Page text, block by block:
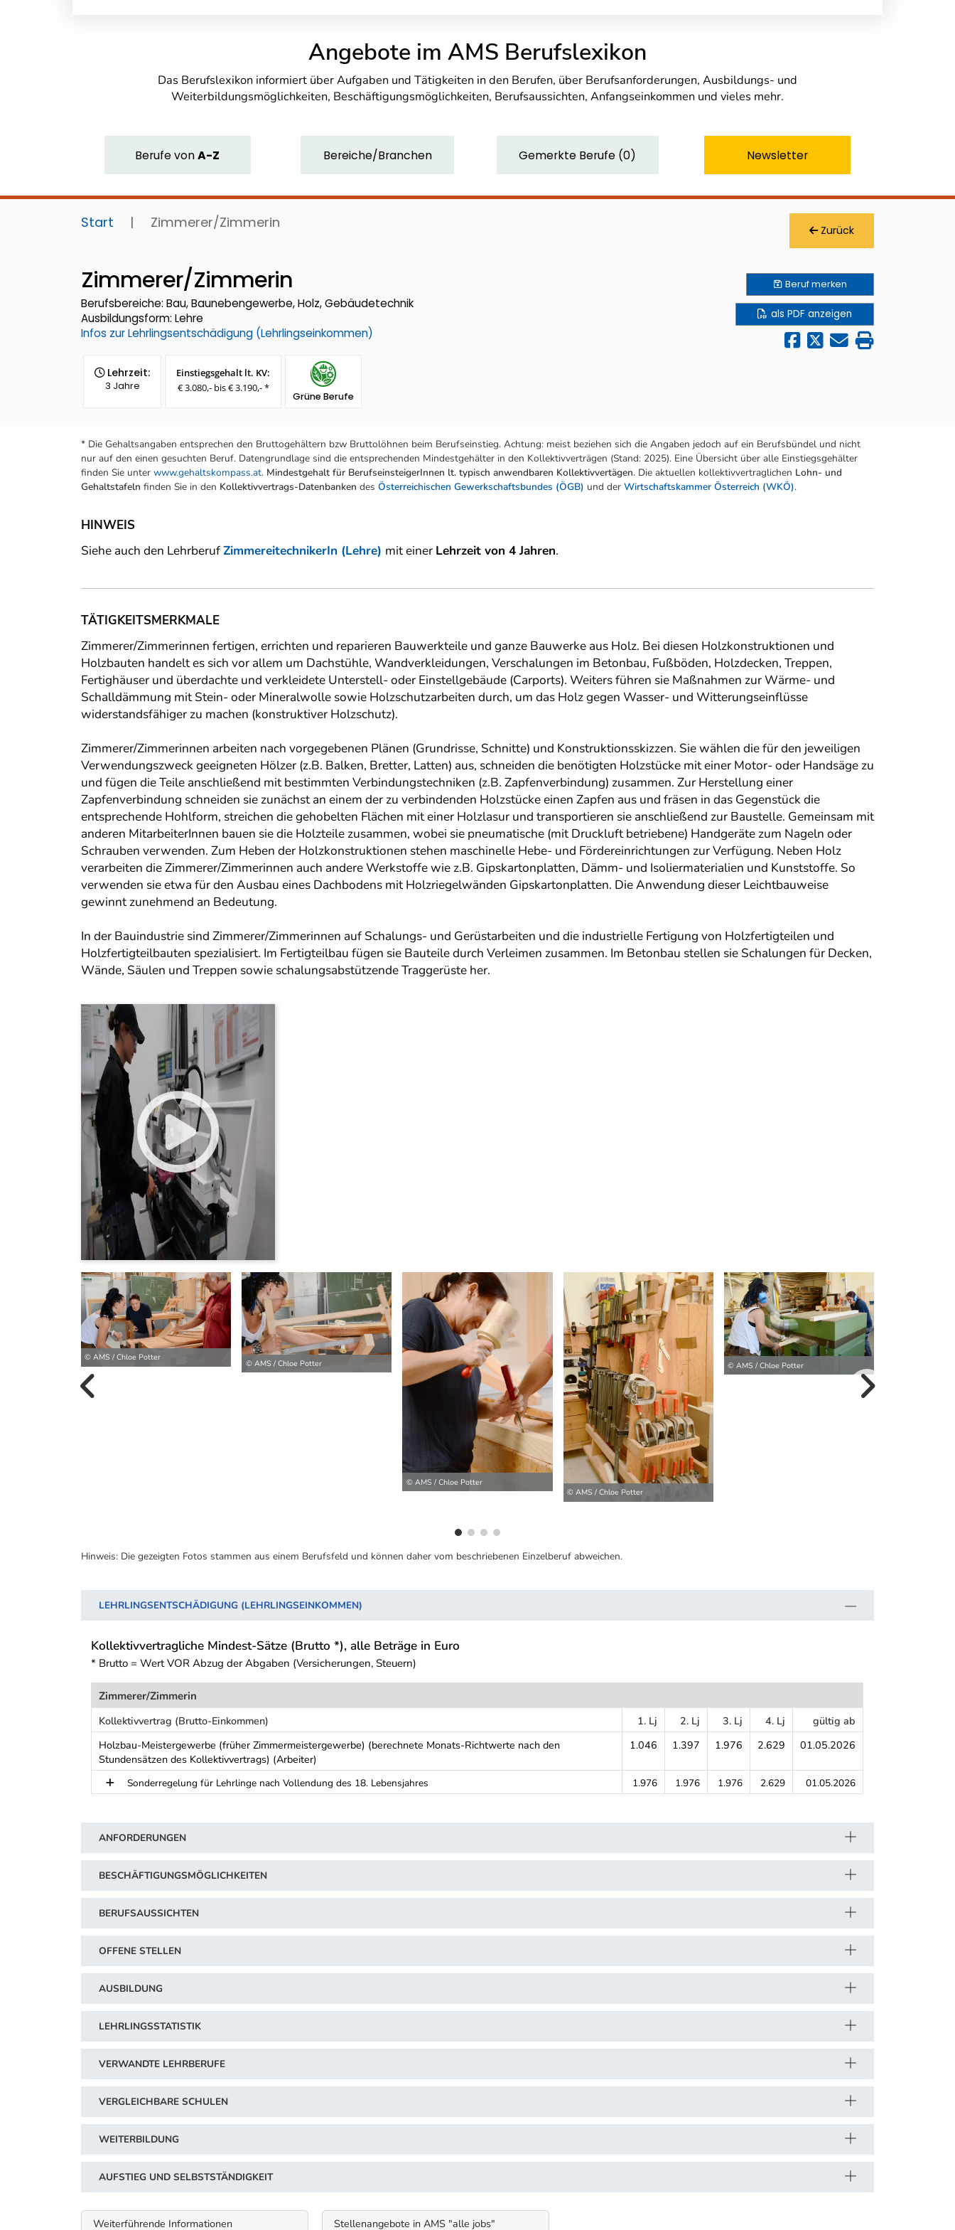
Angebote im AMS Berufslexikon
Das Berufslexikon informiert über Aufgaben und Tätigkeiten in den Berufen, über Berufsanforderungen, Ausbildungs- und
Weiterbildungsmöglichkeiten, Beschäftigungsmöglichkeiten, Berufsaussichten, Anfangseinkommen und vieles mehr.
BerufevonA-Z Bereiche/Branchen Gemerkte Berufe (0) Newsletter
Start | Zimmerer/Zimmerin Zurück
Zimmerer/Zimmerin
Berufsbereiche: Bau, Baunebengewerbe, Holz, Gebäudetechnik
Ausbildungsform: Lehre
Infos zur Lehrlingsentschädigung (Lehrlingseinkommen)
Lehrzeit:
3 Jahre
Einstiegsgehalt lt. KV:
€ 3.080,- bis € 3.190,- *
Grüne Berufe
Berufmerken
als PDF anzeigen
* Die Gehaltsangaben entsprechen den Bruttogehältern bzw Bruttolöhnen beim Berufseinstieg. Achtung: meist beziehen sich die Angaben jedoch auf ein Berufsbündel und nicht
nur auf den einen gesuchten Beruf. Datengrundlage sind die entsprechenden Mindestgehälter in den Kollektivverträgen (Stand: 2025). Eine Übersicht über alle Einstiegsgehälter
finden Sie unter www.gehaltskompass.at. Mindestgehalt für BerufseinsteigerInnen lt. typisch anwendbaren Kollektivvertägen. Die aktuellen kollektivvertraglichen Lohn- und
Gehaltstafeln finden Sie in den Kollektivvertrags-Datenbanken des Österreichischen Gewerkschaftsbundes (ÖGB) und der Wirtschaftskammer Österreich (WKÖ).
HINWEIS
Siehe auch den LehrberufZimmereitechnikerIn (Lehre) mit einer Lehrzeit von 4 Jahren.
TÄTIGKEITSMERKMALE
Zimmerer/Zimmerinnen fertigen, errichten und reparieren Bauwerkteile und ganze Bauwerke aus Holz. Bei diesen Holzkonstruktionen und
Holzbauten handelt es sich vor allem um Dachstühle, Wandverkleidungen, Verschalungen im Betonbau, Fußböden, Holzdecken, Treppen,
Fertighäuser und überdachte und verkleidete Unterstell- oder Einstellgebäude (Carports). Weiters führen sie Maßnahmen zur Wärme- und
Schalldämmung mit Stein- oder Mineralwolle sowie Holzschutzarbeiten durch, um das Holz gegen Wasser- und Witterungseinflüsse
widerstandsfähiger zu machen (konstruktiver Holzschutz).
Zimmerer/Zimmerinnen arbeiten nach vorgegebenen Plänen (Grundrisse, Schnitte) und Konstruktionsskizzen. Sie wählen die für den jeweiligen
Verwendungszweck geeigneten Hölzer (z.B. Balken, Bretter, Latten) aus, schneiden die benötigten Holzstücke mit einer Motor- oder Handsäge zu
und fügen die Teile anschließend mit bestimmten Verbindungstechniken (z.B. Zapfenverbindung) zusammen. Zur Herstellung einer
Zapfenverbindung schneiden sie zunächst an einem der zu verbindenden Holzstücke einen Zapfen aus und fräsen in das Gegenstück die
entsprechende Hohlform, streichen die gehobelten Flächen mit einer Holzlasur und transportieren sie anschließend zur Baustelle. Gemeinsam mit
anderen MitarbeiterInnen bauen sie die Holzteile zusammen, wobei sie pneumatische (mit Druckluft betriebene) Handgeräte zum Nageln oder
Schrauben verwenden. Zum Heben der Holzkonstruktionen stehen maschinelle Hebe- und Fördereinrichtungen zur Verfügung. Neben Holz
verarbeiten die Zimmerer/Zimmerinnen auch andere Werkstoffe wie z.B. Gipskartonplatten, Dämm- und Isoliermaterialien und Kunststoffe. So
verwenden sie etwa für den Ausbau eines Dachbodens mit Holzriegelwänden Gipskartonplatten. Die Anwendung dieser Leichtbauweise
gewinnt zunehmend an Bedeutung.
In der Bauindustrie sind Zimmerer/Zimmerinnen auf Schalungs- und Gerüstarbeiten und die industrielle Fertigung von Holzfertigteilen und
Holzfertigteilbauten spezialisiert. Im Fertigteilbau fügen sie Bauteile durch Verleimen zusammen. Im Betonbau stellen sie Schalungen für Decken,
Wände, Säulen und Treppen sowie schalungsabstützende Traggerüste her.
© AMS / Chloe Potter
© AMS / Chloe Potter
© AMS / Chloe Potter
© AMS / Chloe Potter
© AMS / Chloe Potter
vorherige Bilder
Hinweis: Die gezeigten Fotos stammen aus einem Berufsfeld und können daher vom beschriebenen Einzelberuf abweichen.
LEHRLINGSENTSCHÄDIGUNG (LEHRLINGSEINKOMMEN)
Kollektivvertragliche Mindest-Sätze (Brutto *), alle Beträge in Euro
* Brutto = Wert VOR Abzug der Abgaben (Versicherungen, Steuern)
Zimmerer/Zimmerin
Kollektivvertrag (Brutto-Einkommen)
1. Lj 2. Lj 3. Lj 4. Lj
gültig ab
Holzbau-Meistergewerbe (früher Zimmermeistergewerbe) (berechnete Monats-Richtwerte nach den
Stundensätzen des Kollektivvertrags) (Arbeiter)
1.046 1.397 1.976 2.629 01.05.2026
Sonderregelung für Lehrlinge nach Vollendung des 18. Lebensjahres 1.976 1.976 1.976 2.629 01.05.2026
ANFORDERUNGEN
BESCHÄFTIGUNGSMÖGLICHKEITEN
BERUFSAUSSICHTEN
OFFENE STELLEN
AUSBILDUNG
LEHRLINGSSTATISTIK
VERWANDTE LEHRBERUFE
VERGLEICHBARE SCHULEN
WEITERBILDUNG
AUFSTIEG UND SELBSTSTÄNDIGKEIT
Weiterführende Informationen Stellenangebote in AMS "alle jobs"